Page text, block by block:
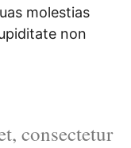
molestias
non
consectetur